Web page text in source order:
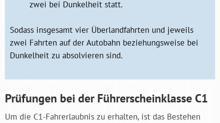
zwei bei Dunkelheit statt.
Sodass insgesamt vier Überlandfahrten und jeweils
zwei Fahrten auf der Autobahn beziehungsweise bei
Dunkelheit zu absolvieren sind.
Prüfungen bei der Führerscheinklasse C1
Um die C1-Fahrerlaubnis zu erhalten, ist das Bestehen